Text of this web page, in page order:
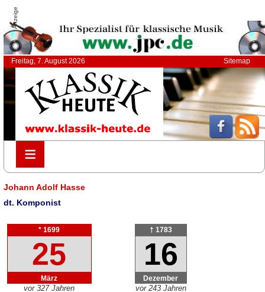
Anzeige
Freitag, 7. August 2026 Sitemap
≡
≡
Johann Adolf Hasse
dt. Komponist
* 1699
25
März
vor 327 Jahren
† 1783
16
Dezember
vor 243 Jahren